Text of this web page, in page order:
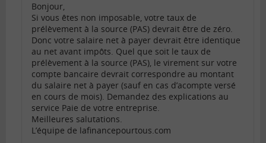
Bonjour,
Si vous êtes non imposable, votre taux de
prélèvement à la source (PAS) devrait être de zéro.
Donc votre salaire net à payer devrait être identique
au net avant impôts. Quel que soit le taux de
prélèvement à la source (PAS), le virement sur votre
compte bancaire devrait correspondre au montant
du salaire net à payer (sauf en cas d’acompte versé
en cours de mois). Demandez des explications au
service Paie de votre entreprise.
Meilleures salutations.
L’équipe de lafinancepourtous.com